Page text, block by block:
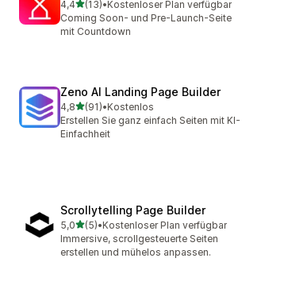
4,4von 5 Sternen
(13)
13 Rezensionen insgesamt
•Kostenloser Plan verfügbar
Coming Soon- und Pre-Launch-Seite
mit Countdown
Zeno AI Landing Page Builder
4,8von 5 Sternen
(91)
91 Rezensionen insgesamt
•Kostenlos
Erstellen Sie ganz einfach Seiten mit KI-
Einfachheit
Scrollytelling Page Builder
5,0von 5 Sternen
(5)
5 Rezensionen insgesamt
•Kostenloser Plan verfügbar
Immersive, scrollgesteuerte Seiten
erstellen und mühelos anpassen.